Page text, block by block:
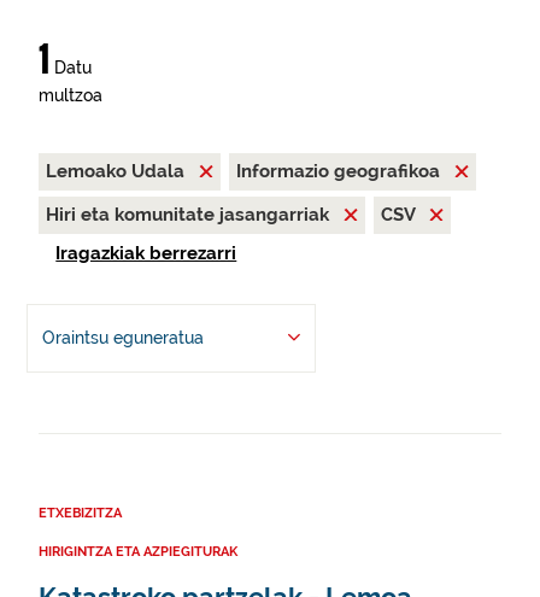
1 Datu
multzoa
Lemoako Udala
Informazio geografikoa
Hiri eta komunitate jasangarriak
CSV
Iragazkiak berrezarri
Oraintsu eguneratua
ETXEBIZITZA
HIRIGINTZA ETA AZPIEGITURAK